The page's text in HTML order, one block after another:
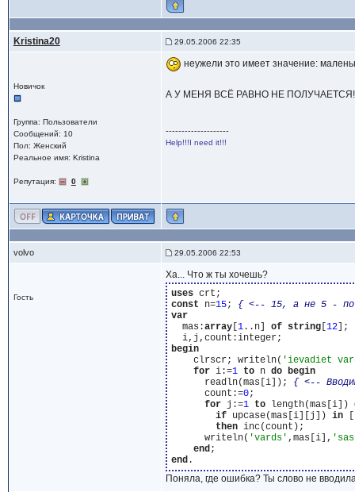
Kristina20 29.05.2006 22:35
Новичок
Группа: Пользователи
Сообщений: 10
Пол: Женский
Реальное имя: Kristina
Репутация: 0
неужели это имеет значение:
А У МЕНЯ ВСЁ РАВНО НЕ
--------------------
Help!!!I need it!!!
volvo 29.05.2006 22:53
Гость
Ха... Что ж ты хочешь?
uses
const n=15; { <-- 15, а не 5 - по
var
  mas:
array[ 1..n] of string[ 12];
begin
    clrscr; writeln(
'ievadiet
for i:=1 to n do begin
      readln(mas[i]);
{ <--
      count:=
0;
for j:=1 to length(mas[i])
if upcase(mas[i][j]) in [
then inc(count);
      writeln(
'vards' ,mas[i],
end
end
Поняла, где ошибка? Ты слово не